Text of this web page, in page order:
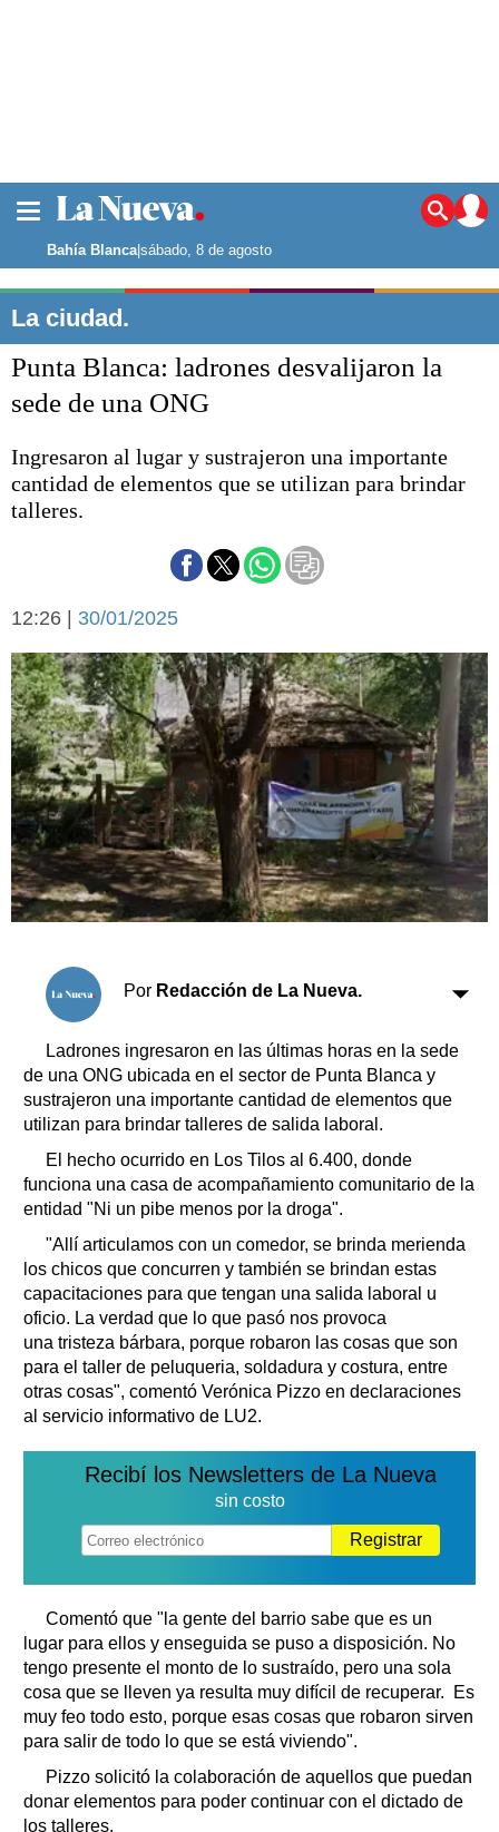
Noticias
La ciudad
Punta Alta
El mundo
Deportes
Escenario Olímpico
Liga del Sur
Federal A
Arte y cultura
Economía y campo
Economía y finanzas
Con el campo
Espacio empresas
Sociedad y tiempo
libre
Sociedad
Tecnología
Turismo
Salud
Es viral
El tiempo
Fúnebres
Clasificados
Suplementos
Servicios
Farmacias
Transportes
Loterías
Datos Útiles
Fúnebres
Edictos
Teléfonos de urgencia
Bahía Blanca|sábado, 8 de agosto
La ciudad.
Punta Blanca: ladrones desvalijaron la
sede de una ONG
Ingresaron al lugar y sustrajeron una importante
cantidad de elementos que se utilizan para brindar
talleres.
12:26 | 30/01/2025
Por Redacción de La Nueva.
Ladrones ingresaron en las últimas horas en la sede
de una ONG ubicada en el sector de Punta Blanca y
sustrajeron una importante cantidad de elementos que
utilizan para brindar talleres de salida laboral.
El hecho ocurrido en Los Tilos al 6.400, donde
funciona una casa de acompañamiento comunitario de la
entidad "Ni un pibe menos por la droga".
"Allí articulamos con un comedor, se brinda merienda
los chicos que concurren y también se brindan estas
capacitaciones para que tengan una salida laboral u
oficio. La verdad que lo que pasó nos provoca
una tristeza bárbara, porque robaron las cosas que son
para el taller de peluqueria, soldadura y costura, entre
otras cosas", comentó Verónica Pizzo en declaraciones
al servicio informativo de LU2.
Recibí los Newsletters de La Nueva
sin costo
Registrar
Comentó que "la gente del barrio sabe que es un
lugar para ellos y enseguida se puso a disposición. No
tengo presente el monto de lo sustraído, pero una sola
cosa que se lleven ya resulta muy difícil de recuperar. Es
muy feo todo esto, porque esas cosas que robaron sirven
para salir de todo lo que se está viviendo".
Pizzo solicitó la colaboración de aquellos que puedan
donar elementos para poder continuar con el dictado de
los talleres.